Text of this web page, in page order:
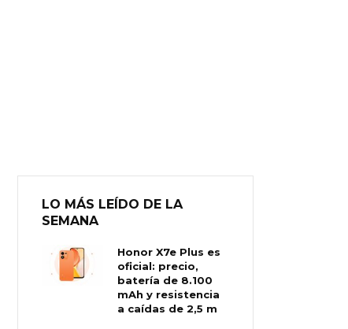
LO MÁS LEÍDO DE LA
SEMANA
Honor X7e Plus es
oficial: precio,
batería de 8.100
mAh y resistencia
a caídas de 2,5 m